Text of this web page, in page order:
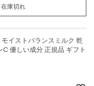
在庫切れ
イストバランスミルク 乾
優しい成分 正規品 ギフト